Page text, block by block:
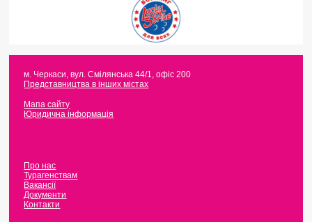
м. Черкаси,вул. Смілянська 44/1, офіс 200
Представництва в інших містах
Мапа сайту
Юридична інформація
Про нас
Турагенствам
Вакансії
Документи
Контакти